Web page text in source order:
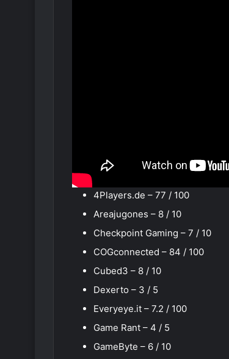
4Players.de – 77 / 100
Areajugones – 8 / 10
Checkpoint Gaming – 7 / 10
COGconnected – 84 / 100
Cubed3 – 8 / 10
Dexerto – 3 / 5
Everyeye.it – 7.2 / 100
Game Rant – 4 / 5
GameByte – 6 / 10